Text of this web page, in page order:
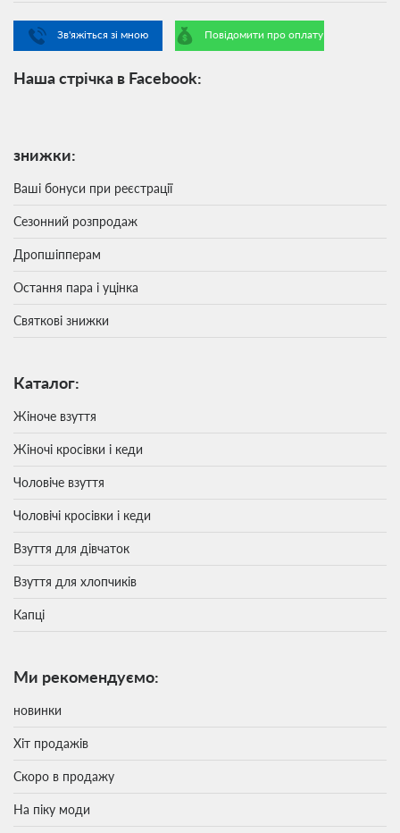
Зв'яжіться зі мною Повідомити про оплату
Наша стрічка в Facebook:
знижки:
Ваші бонуси при реєстрації
Сезонний розпродаж
Дропшіпперам
Остання пара і уцінка
Святкові знижки
Каталог:
Жіноче взуття
Жіночі кросівки і кеди
Чоловіче взуття
Чоловічі кросівки і кеди
Взуття для дівчаток
Взуття для хлопчиків
Капці
Ми рекомендуємо:
новинки
Хіт продажів
Скоро в продажу
На піку моди